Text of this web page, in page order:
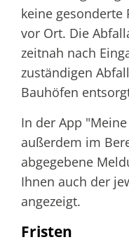
keine gesonderte
vor Ort. Die
zeitnah nach
zuständigen
Bauhöfen
In der App
außerdem im
abgegebene
Ihnen auch der
angezeigt.
Fristen